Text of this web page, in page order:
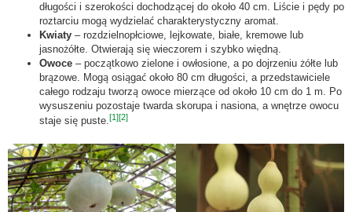
długości i szerokości dochodzącej do około 40 cm. Liście i pędy po
roztarciu mogą wydzielać charakterystyczny aromat.
Kwiaty – rozdzielnopłciowe, lejkowate, białe, kremowe lub
jasnożółte. Otwierają się wieczorem i szybko więdną.
Owoce – początkowo zielone i owłosione, a po dojrzeniu żółte lub
brązowe. Mogą osiągać około 80 cm długości, a przedstawiciele
całego rodzaju tworzą owoce mierzące od około 10 cm do 1 m. Po
wysuszeniu pozostaje twarda skorupa i nasiona, a wnętrze owocu
staje się puste.[1][2]